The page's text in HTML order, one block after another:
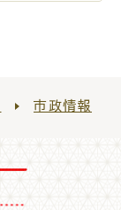
市政情報